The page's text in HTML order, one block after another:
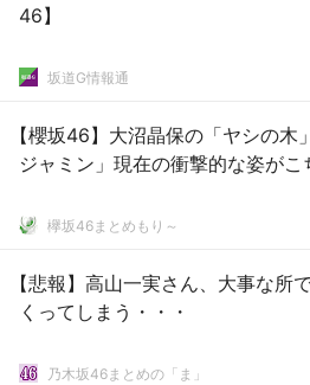
46】
坂道G情報通
【櫻坂46】大沼晶保の「ヤシの木
ジャミン」現在の衝撃的な姿がこ
欅坂46まとめもり～
【悲報】高山一実さん、大事な所
くってしまう・・・
乃木坂46まとめの「ま」